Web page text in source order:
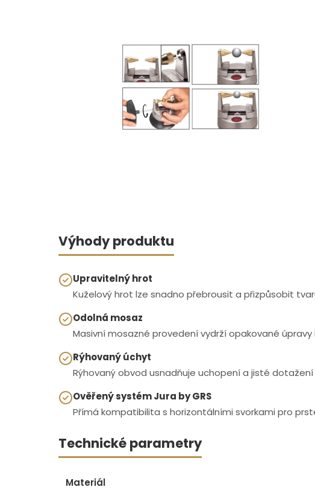
Výhody produktu
Upravitelný hrot
Kuželový hrot lze snadno přebrousit a přizpůsobit
Odolná mosaz
Masivní mosazné provedení vydrží opakované
Rýhovaný úchyt
Rýhovaný obvod usnadňuje uchopení a jisté
Ověřený systém Jura by GRS
Přímá kompatibilita s horizontálními svorkami pro
Technické parametry
Materiál